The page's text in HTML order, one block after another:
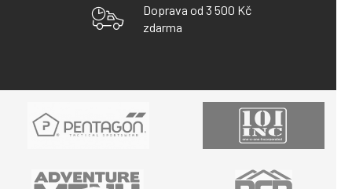
Doprava od 3 500 Kč
zdarma